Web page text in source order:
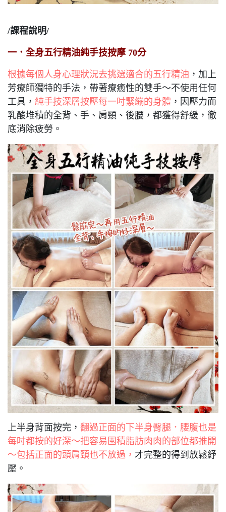
/課程說明/
一．全身五行精油純手技按摩 70分
根據每個人身心理狀況去挑選適合的五行精油 ，加上
芳療師獨特的手法，帶著療癒性的雙手～不使用任何
工具， 純手技深層按壓每一吋緊繃的身體 ，因壓力而
乳酸堆積的全背、手、肩頸、後腰，都獲得舒緩，徹
底消除疲勞。
上半身背面按完， 翻過正面的下半身臀腿．腰腹也是
每吋都按的好深～把容易囤積脂肪肉肉的部位都推開
～包括正面的頭肩頸也不放過， 才完整的得到放鬆紓
壓。